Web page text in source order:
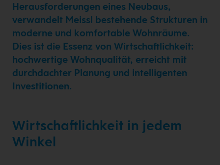
Herausforderungen eines Neubaus,
verwandelt Meissl bestehende Strukturen in
moderne und komfortable Wohnräume.
Dies ist die Essenz von Wirtschaftlichkeit:
hochwertige Wohnqualität, erreicht mit
durchdachter Planung und intelligenten
Investitionen.
Wirtschaftlichkeit in jedem
Winkel